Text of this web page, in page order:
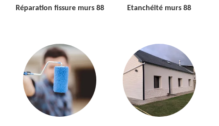
Réparation fissure murs 88 Etanchéité murs 88